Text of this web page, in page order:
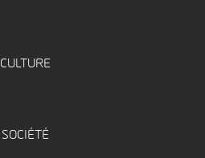
CULTURE
SOCIÉTÉ